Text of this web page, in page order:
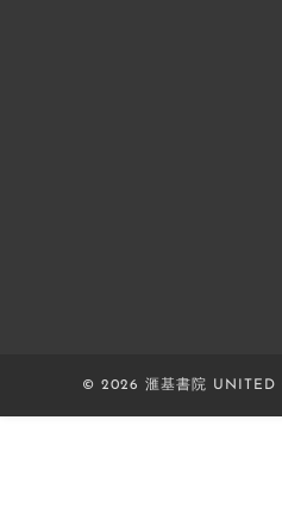
© 2026 滙基書院 UNITED